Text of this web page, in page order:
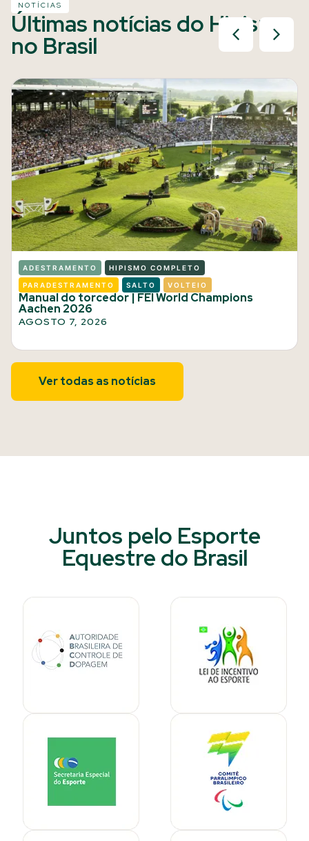
NOTÍCIAS
Últimas notícias do Hipismo
no Brasil
ADESTRAMENTO HIPISMO COMPLETO
PARADESTRAMENTO SALTO VOLTEIO
Manual do torcedor | FEI World Champions
Aachen 2026
AGOSTO 7, 2026
Ver todas as notícias
Juntos pelo Esporte
Equestre do Brasil​